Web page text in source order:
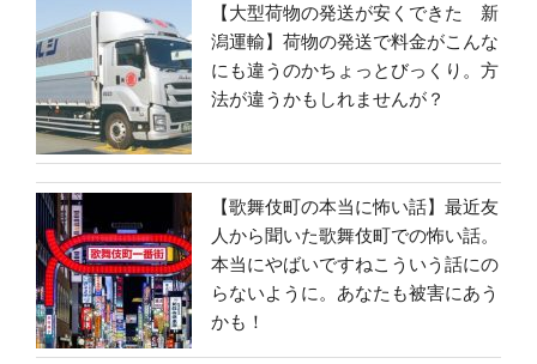
【大型荷物の発送が安くできた 新
潟運輸】荷物の発送で料金がこんな
にも違うのかちょっとびっくり。方
法が違うかもしれませんが？
【歌舞伎町の本当に怖い話】最近友
人から聞いた歌舞伎町での怖い話。
本当にやばいですねこういう話にの
らないように。あなたも被害にあう
かも！